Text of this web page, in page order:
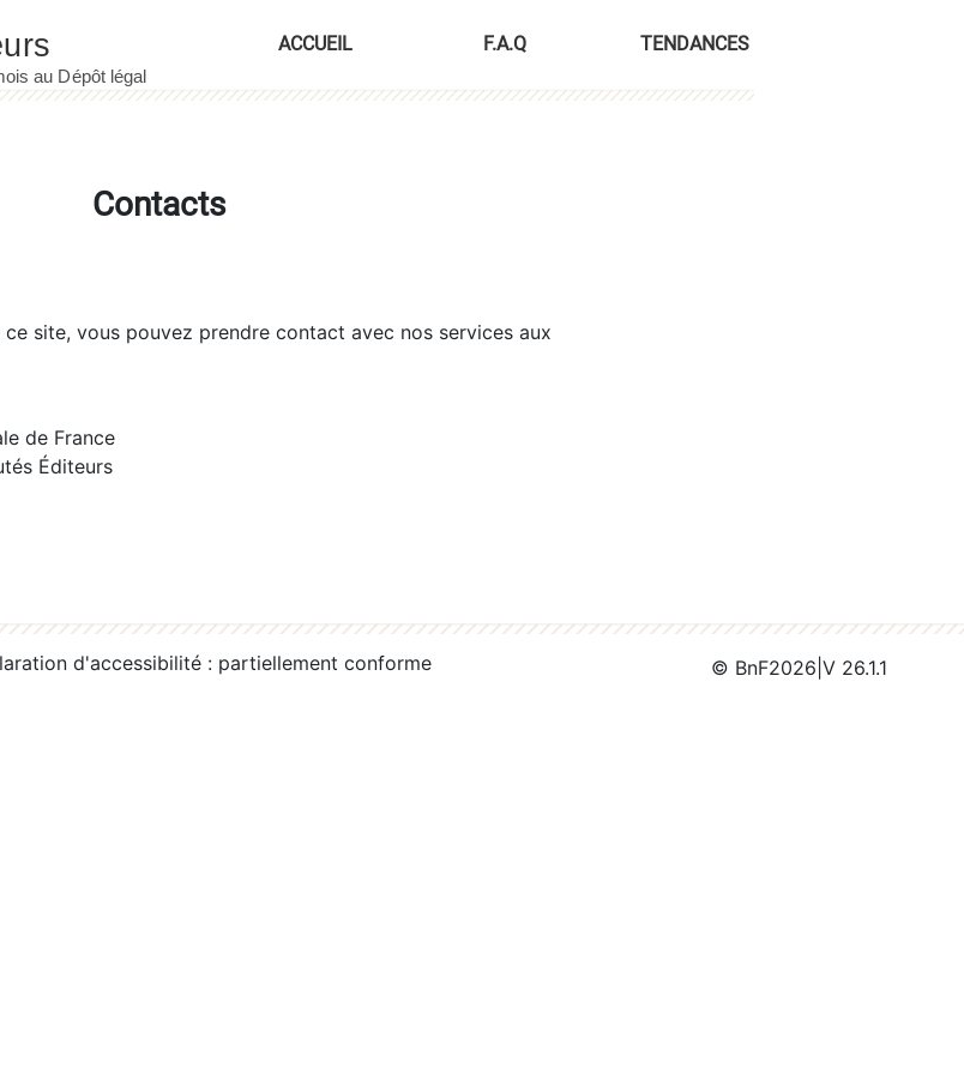
ACCUEIL F.A.Q TENDANCES
Contacts
site, vous pouvez prendre contact avec nos services aux
de France
Éditeurs
d'accessibilité : partiellement conforme © BnF2026 V 26.1.1